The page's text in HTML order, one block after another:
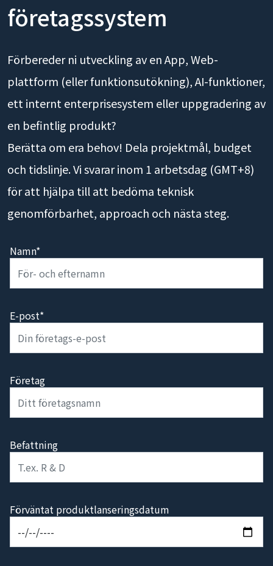
företagssystem
Förbereder ni utveckling av en App, Web-
plattform (eller funktionsutökning), AI-funktioner,
ett internt enterprisesystem eller uppgradering av
en befintlig produkt?
Berätta om era behov! Dela projektmål, budget
och tidslinje. Vi svarar inom 1 arbetsdag (GMT+8)
för att hjälpa till att bedöma teknisk
genomförbarhet, approach och nästa steg.
Namn*
E-post*
Företag
Befattning
Förväntat produktlanseringsdatum